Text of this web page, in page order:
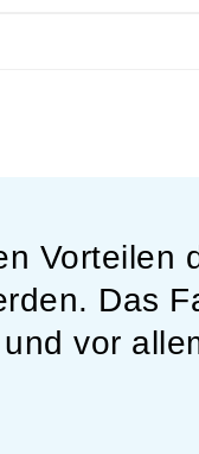
Vorteilen
Das
vor